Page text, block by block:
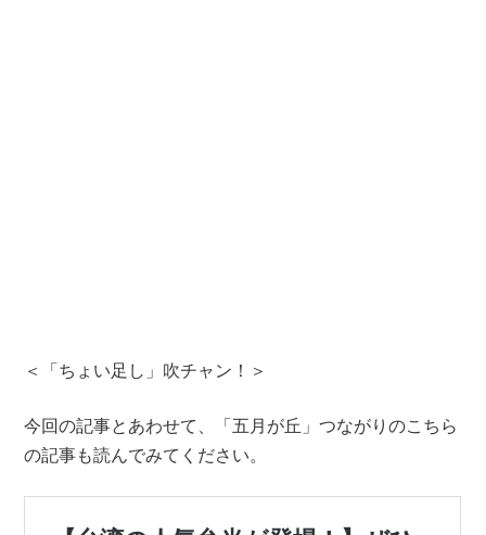
＜「ちょい足し」吹チャン！＞
今回の記事とあわせて、「五月が丘」つながりのこちら
の記事も読んでみてください。